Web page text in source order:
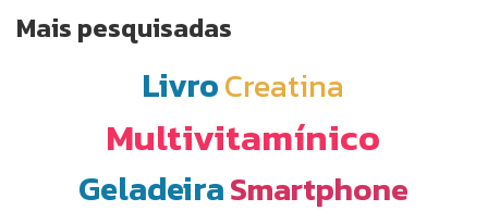
Mais pesquisadas
LivroCreatina
Multivitamínico
GeladeiraSmartphone